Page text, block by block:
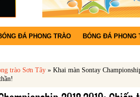
ĐÁ PHONG TRÀO BÓNG ĐÁ PHONG
trào Sơn Tây » Khai màn Sontay